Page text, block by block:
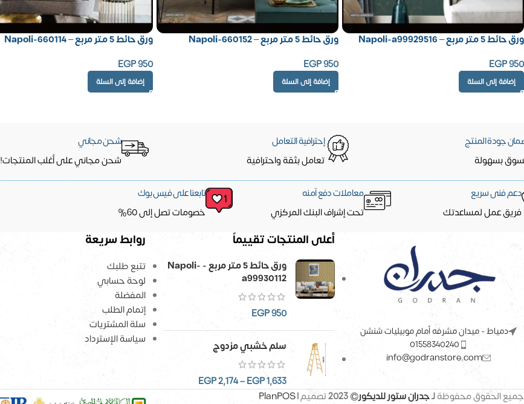
ورق حائط 5 متر مربع – Napoli-a99929516
EGP950
إضافة إلى السلة
ورق حائط 5 متر مربع – Napoli-660152
EGP950
إضافة إلى السلة
ورق حائط 5 متر مربع – Napoli-660114
EGP950
إضافة إلى السلة
جودة المنتج
بسهولة
إحترافية التعامل
تعامل بثقة واحترافية
شحن مجاني
شحن مجاني على أغلب المنتجات!
دعم فنى سريع
فريق عمل لمساعدتك
معاملات دفع آمنه
تحت إشراف البنك المركزي
تابعنا على فيس بوك
خصومات تصل إلى 60%
دمياط - ميدان مشرفه أمام موبيليات شنشن
01558340240
info@godranstore.com
أعلى المنتجات تقييماً
ورق حائط 5 متر مربع - Napoli-
a99930112
EGP950
سلم خشبي مزدوج
EGP1,633
–
EGP2,174
روابط سريعة
تتبع طلبك
لوحة حسابي
المفضلة
إتمام الطلب
سلة المشتريات
سياسة الإسترداد
جميع الحقوق محفوظةلـجدران ستور للديكور© 2023 تصميم |